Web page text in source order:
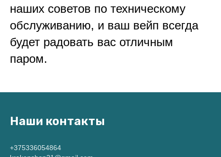
наших советов по техническому
обслуживанию, и ваш вейп всегда
будет радовать вас отличным
паром.
Наши контакты
+375336054864